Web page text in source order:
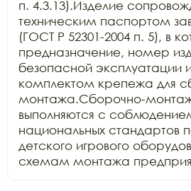
п. 4.3.13).Изделие
техническим паспортом
(ГОСТ Р 52301-2004 п. 5), в
предназначение, номер
безопасной эксплуатации
комплектом крепежа для
монтажа.Сборочно-
выполняются с
национальных стандартов
детского игрового
схемам монтажа